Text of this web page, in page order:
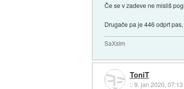
Če se v zadeve ne misliš
Drugače pa je 446 odprt
SaXsIm
ToniT
::9. jan 2020, 07:13